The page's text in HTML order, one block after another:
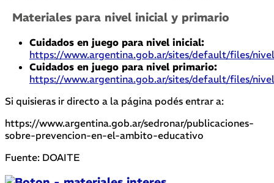
Materiales para nivel inicial y primario
Cuidados en juego para nivel inicial:
https://www.argentina.gob.ar/sites/default/files/
Cuidados en juego para nivel primario:
https://www.argentina.gob.ar/sites/default/files/
Si quisieras ir directo a la página podés entrar a:
https://www.argentina.gob.ar/sedronar/publicaciones-
sobre-prevencion-en-el-ambito-educativo
Fuente: DOAITE